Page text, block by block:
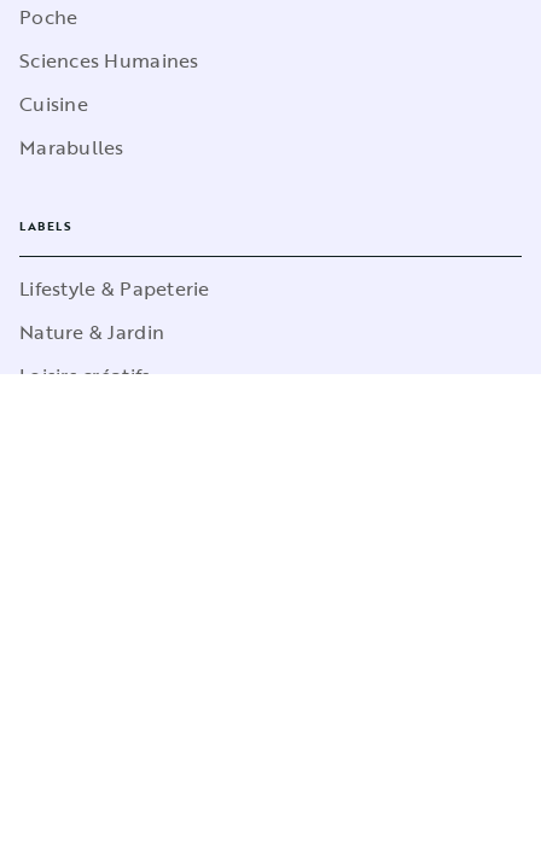
Poche
Sciences Humaines
Cuisine
Marabulles
LABELS
Lifestyle & Papeterie
Nature & Jardin
Loisirs créatifs